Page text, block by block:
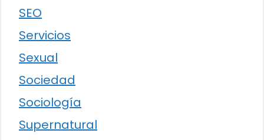
SEO
Servicios
Sexual
Sociedad
Sociología
Supernatural